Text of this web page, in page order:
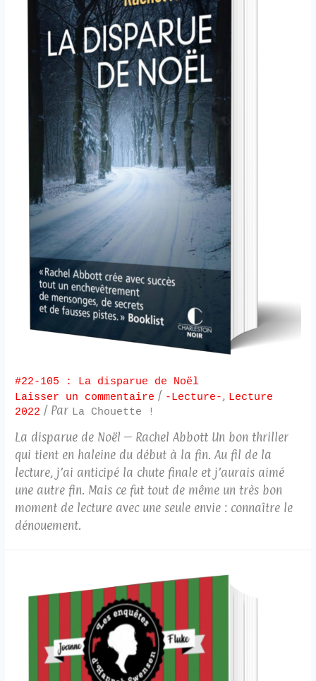
#22-105 : La disparue de Noël
Laisser un commentaire / -Lecture-, Lecture
2022 / Par La Chouette !
La disparue de Noël – Rachel Abbott Un bon thriller
qui tient en haleine du début à la fin. Au fil de la
lecture, j’ai anticipé la chute finale et j’aurais aimé
une autre fin. Mais ce fut tout de même un très bon
moment de lecture avec une seule envie : connaître le
dénouement.